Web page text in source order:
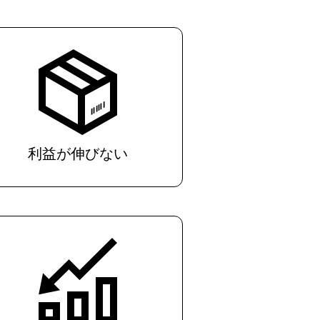
利益が伸びない